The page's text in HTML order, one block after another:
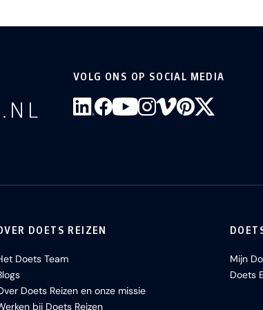
VOLG ONS OP SOCIAL MEDIA
DOETS REIZEN
Doets Team
Doets Reizen en onze missie
bij Doets Reizen
Mijn
Doets